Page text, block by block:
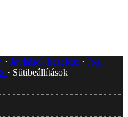
Javítások kezelése
Jogi
Sütibeállítások